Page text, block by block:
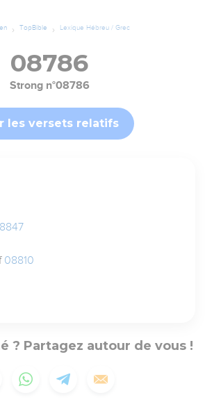
TopBible Lexique Hébreu / Grec
08786
Strong n°08786
les versets relatifs
08810
? Partagez autour de vous !